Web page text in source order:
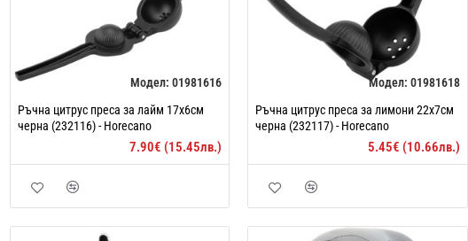
Модел: 01981616
Ръчна цитрус преса за лайм 17x6см
черна (232116) - Horecano
7.90€ (15.45лв.)
Модел: 01981618
Ръчна цитрус преса за лимони 22x7см
черна (232117) - Horecano
5.45€ (10.66лв.)